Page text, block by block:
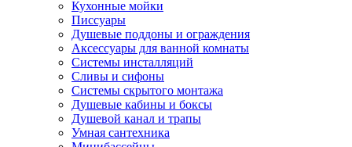
Кухонные мойки
Писсуары
Душевые поддоны и ограждения
Аксессуары для ванной комнаты
Системы инсталляций
Сливы и сифоны
Системы скрытого монтажа
Душевые кабины и боксы
Душевой канал и трапы
Умная сантехника